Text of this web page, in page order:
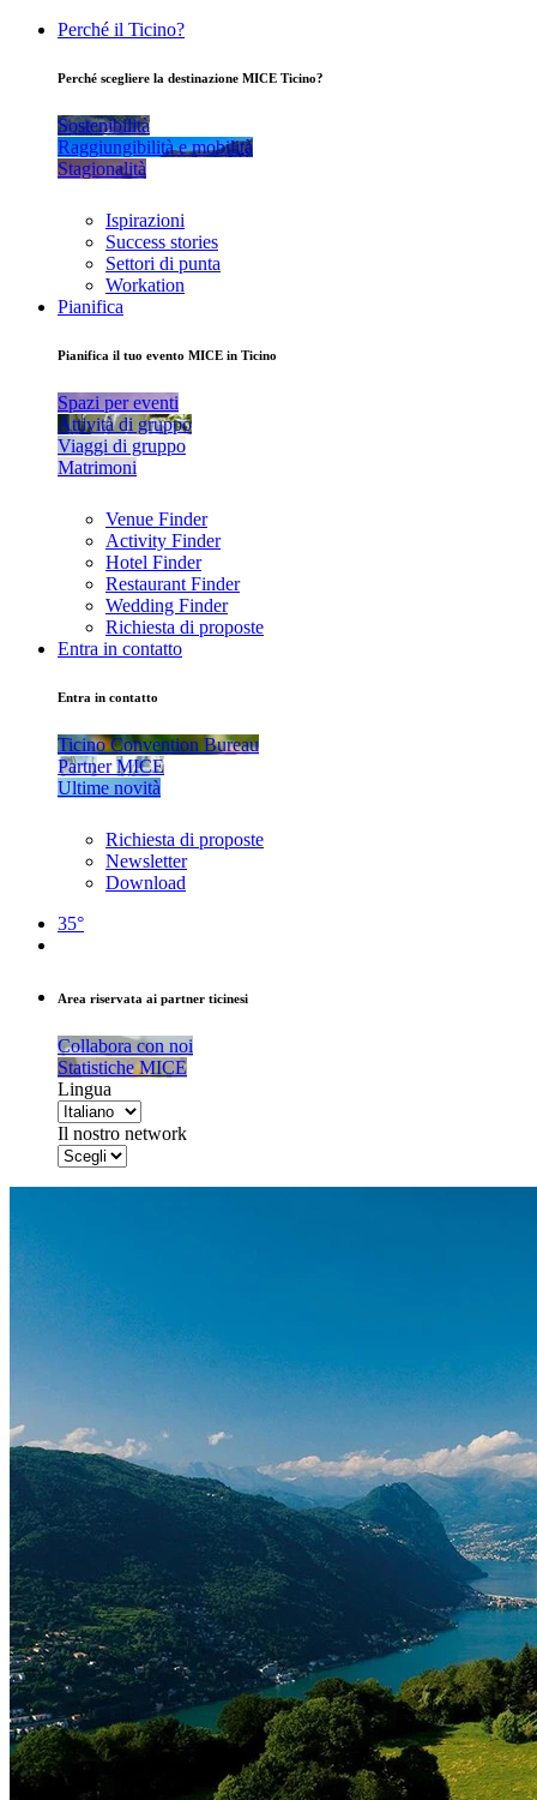
Perché il Ticino?
Perché scegliere la destinazione MICE Ticino?
Sostenibilità
Raggiungibilità e mobilità
Stagionalità
Ispirazioni
Success stories
Settori di punta
Workation
Pianifica
Pianifica il tuo evento MICE in Ticino
Spazi per eventi
Attività di gruppo
Viaggi di gruppo
Matrimoni
Venue Finder
Activity Finder
Hotel Finder
Restaurant Finder
Wedding Finder
Richiesta di proposte
Entra in contatto
Entra in contatto
Ticino Convention Bureau
Partner MICE
Ultime novità
Richiesta di proposte
Newsletter
Download
35°
Area riservata ai partner ticinesi
Collabora con noi
Statistiche MICE
Lingua
Il nostro network